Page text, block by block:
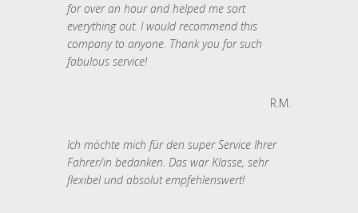
for over an hour and helped me sort
everything out. I would recommend this
company to anyone. Thank you for such
fabulous service!
R.M.
Ich möchte mich für den super Service Ihrer
Fahrer/in bedanken. Das war Klasse, sehr
flexibel und absolut empfehlenswert!